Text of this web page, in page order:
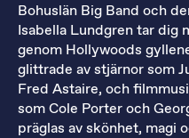
Bohuslän Big Band och
Isabella Lundgren tar dig
genom Hollywoods
glittrade av stjärnor som
Fred Astaire, och
som Cole Porter och
präglas av skönhet, magi